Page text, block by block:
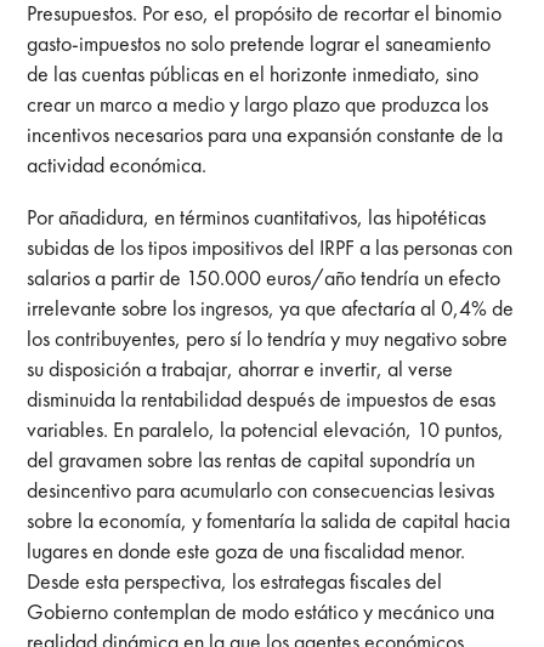
Presupuestos. Por eso, el propósito de recortar el binomio
gasto-impuestos no solo pretende lograr el saneamiento
de las cuentas públicas en el horizonte inmediato, sino
crear un marco a medio y largo plazo que produzca los
incentivos necesarios para una expansión constante de la
actividad económica.
Por añadidura, en términos cuantitativos, las hipotéticas
subidas de los tipos impositivos del IRPF a las personas con
salarios a partir de 150.000 euros/año tendría un efecto
irrelevante sobre los ingresos, ya que afectaría al 0,4% de
los contribuyentes, pero sí lo tendría y muy negativo sobre
su disposición a trabajar, ahorrar e invertir, al verse
disminuida la rentabilidad después de impuestos de esas
variables. En paralelo, la potencial elevación, 10 puntos,
del gravamen sobre las rentas de capital supondría un
desincentivo para acumularlo con consecuencias lesivas
sobre la economía, y fomentaría la salida de capital hacia
lugares en donde este goza de una fiscalidad menor.
Desde esta perspectiva, los estrategas fiscales del
Gobierno contemplan de modo estático y mecánico una
realidad dinámica en la que los agentes económicos